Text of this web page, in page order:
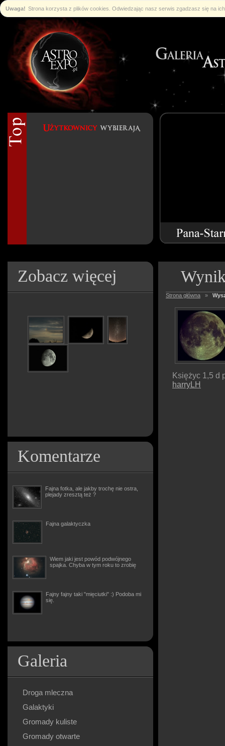
Uwaga! Strona korzysta z plików cookies. Odwiedzając nasz serwis zgadzasz się na
Zobacz więcej
Komentarze
Fajna fotka, ale jakby trochę nie ostra,
plejady zresztą też ?
Fajna galaktyczka
Wiem jaki jest powód podwójnego
spajka. Chyba w tym roku to zrobię
Fajny fajny taki "mięciutki" :) Podoba mi
się.
Galeria
Droga mleczna
Galaktyki
Gromady kuliste
Gromady otwarte
Strona główna »
Księżyc 1,5 d
harryLH